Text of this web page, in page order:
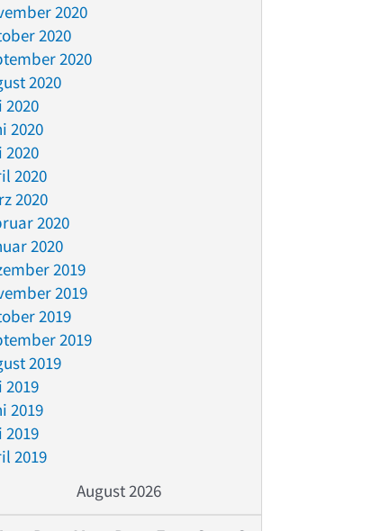
2020
2020
2020
2020
2020
2020
2020
2020
2020
2020
2020
2019
2019
2019
2019
2019
2019
2019
2019
2019
August 2026